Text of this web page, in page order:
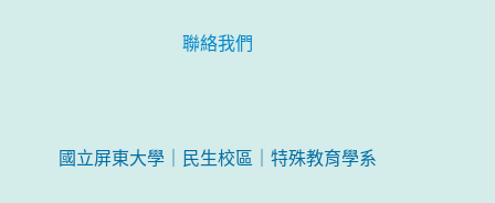
聯絡我們
國立屏東大學｜民生校區｜特殊教育學系